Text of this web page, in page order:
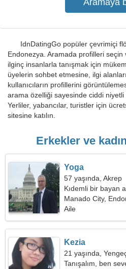
IdnDatingGo popüler çevrimiçi
Endonezya. Aramada profilleri seçin
ilginç insanlarla tanışmak için
üyelerin sohbet etmesine, ilgi
kullanıcıların profillerini
arama özelliği sayesinde ciddi niyetli
Yerliler, yabancılar, turistler için
sitesine katılın.
Erkekler ve
Yoga
57 yaşında, Akrep
Kıdemli bir bayan
Manado City,
Aile
Kezia
21 yaşında,
Tanışalım, ben